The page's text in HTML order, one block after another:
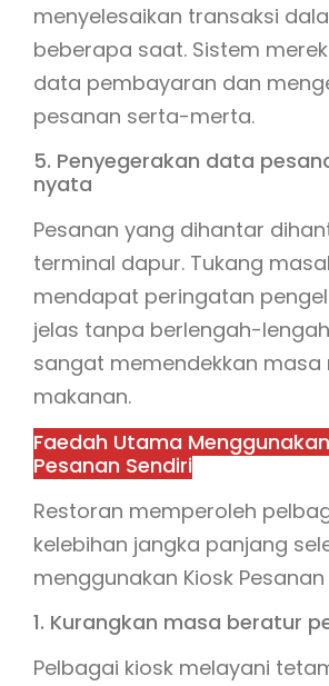
menyelesaikan transaksi
beberapa saat. Sistem
data pembayaran dan
pesanan serta-merta.
5. Penyegerakan data
nyata
Pesanan yang dihantar
terminal dapur. Tukang
mendapat peringatan
jelas tanpa berlengah-
sangat memendekkan masa
makanan.
Faedah Utama
Pesanan Sendiri
Restoran memperoleh
kelebihan jangka panjang
menggunakan Kiosk Pesanan
1. Kurangkan masa beratur
Pelbagai kiosk melayani